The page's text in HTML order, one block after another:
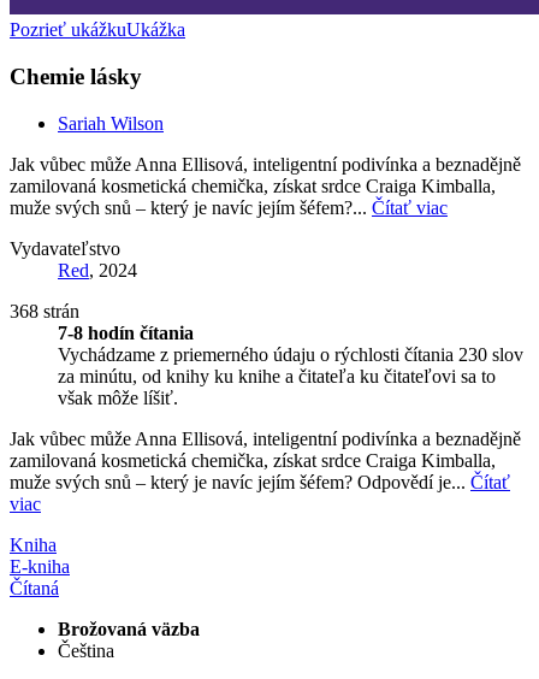
Pozrieť ukážkuUkážka
Chemie lásky
Sariah Wilson
Jak vůbec může Anna Ellisová, inteligentní podivínka a beznadějně
zamilovaná kosmetická chemička, získat srdce Craiga Kimballa,
muže svých snů – který je navíc jejím šéfem?... Čítať viac
Vydavateľstvo
Red, 2024
368 strán
7-8 hodín čítania
Vychádzame z priemerného údaju o rýchlosti čítania 230 slov
za minútu, od knihy ku knihe a čitateľa ku čitateľovi sa to
však môže líšiť.
Jak vůbec může Anna Ellisová, inteligentní podivínka a beznadějně
zamilovaná kosmetická chemička, získat srdce Craiga Kimballa,
muže svých snů – který je navíc jejím šéfem? Odpovědí je... Čítať
viac
Kniha
E-kniha
Čítaná
Brožovaná väzba
Čeština